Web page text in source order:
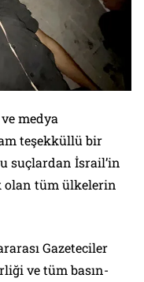
medya
teşekküllü bir
suçlardan İsrail’in
olan tüm ülkelerin
Gazeteciler
ve tüm basın-